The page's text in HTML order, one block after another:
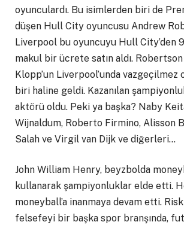
oyunculardı. Bu isimlerden biri de
düşen Hull City oyuncusu Andrew
Liverpool bu oyuncuyu Hull City’den
makul bir ücrete satın aldı.
Klopp’un Liverpool’unda vazgeçilmez
biri haline geldi. Kazanılan
aktörü oldu. Peki ya başka? Naby
Wijnaldum, Roberto Firmino, Alisson
Salah ve Virgil van Dijk ve diğerleri…
John William Henry, beyzbolda
kullanarak şampiyonluklar elde etti.
moneyball’a inanmaya devam etti.
felsefeyi bir başka spor branşında,